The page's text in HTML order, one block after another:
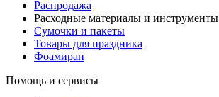
Распродажа
Расходные материалы и инструменты
Сумочки и пакеты
Товары для праздника
Фоамиран
Помощь и сервисы